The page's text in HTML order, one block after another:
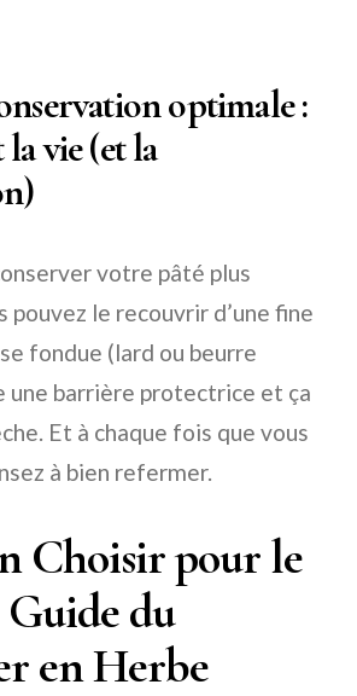
optimale :
la vie (et la
votre pâté plus
pouvez le recouvrir d’une fine
fondue (lard ou beurre
une barrière protectrice et ça
Et à chaque fois que vous
à bien refermer.
Choisir pour le
Guide du
en Herbe